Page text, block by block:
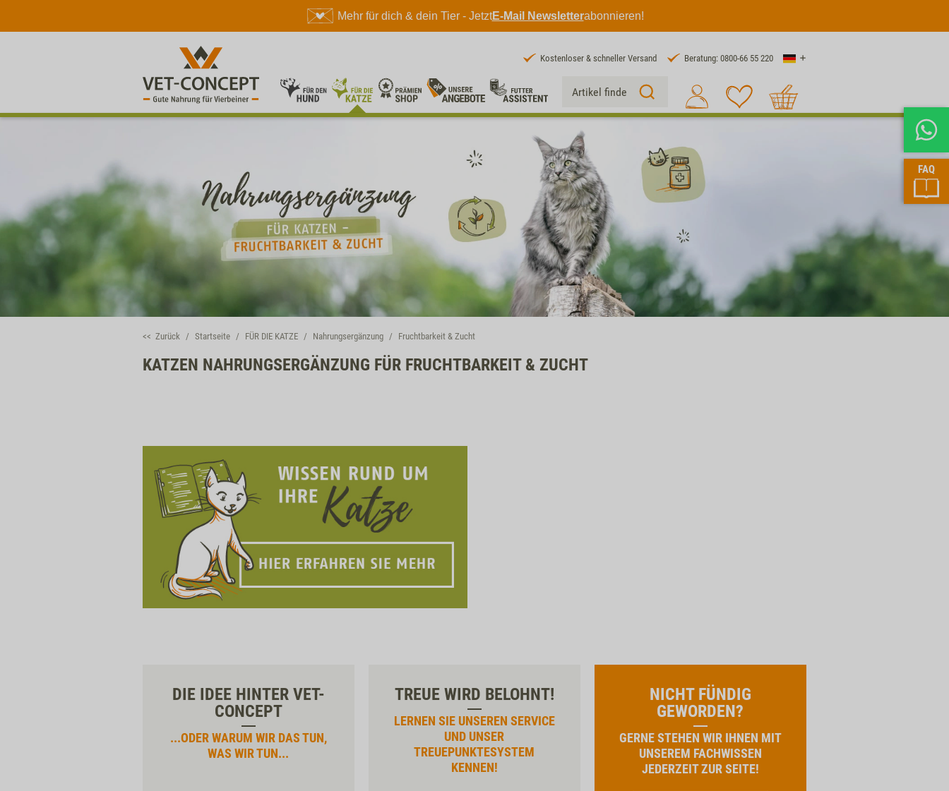
Mehr für dich & dein Tier - JetztE-Mail Newsletterabonnieren!
FAQ
Kostenloser & schneller Versand Beratung: 0800-66 55 220 Land
Suche 1
<< Zurück Startseite FÜR DIE KATZE Nahrungsergänzung Fruchtbarkeit & Zucht
KATZEN NAHRUNGSERGÄNZUNG FÜR FRUCHTBARKEIT & ZUCHT
DIE IDEE HINTER VET-
CONCEPT
...ODER WARUM WIR DAS TUN,
WAS WIR TUN...
TREUE WIRD BELOHNT!
LERNEN SIE UNSEREN SERVICE
UND UNSER
TREUEPUNKTESYSTEM
KENNEN!
NICHT FÜNDIG
GEWORDEN?
GERNE STEHEN WIR IHNEN MIT
UNSEREM FACHWISSEN
JEDERZEIT ZUR SEITE!